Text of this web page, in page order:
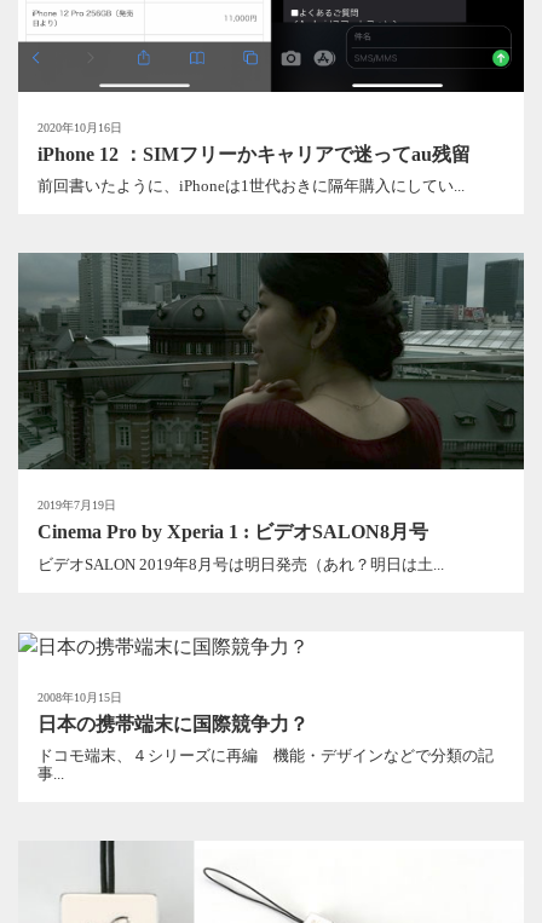
2020年10月16日
iPhone 12 ：SIMフリーかキャリアで迷ってau残留
前回書いたように、iPhoneは1世代おきに隔年購入にしてい...
2019年7月19日
Cinema Pro by Xperia 1 : ビデオSALON8月号
ビデオSALON 2019年8月号は明日発売（あれ？明日は土...
2008年10月15日
日本の携帯端末に国際競争力？
ドコモ端末、４シリーズに再編 機能・デザインなどで分類の記
事...